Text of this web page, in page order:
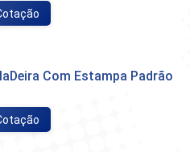
Com Estampa Padrão